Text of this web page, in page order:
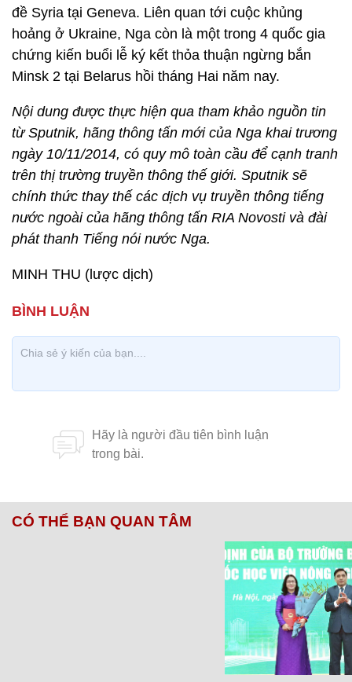
đề Syria tại Geneva. Liên quan tới cuộc khủng
hoảng ở Ukraine, Nga còn là một trong 4 quốc gia
chứng kiến buổi lễ ký kết thỏa thuận ngừng bắn
Minsk 2 tại Belarus hồi tháng Hai năm nay.
Nội dung được thực hiện qua tham khảo nguồn tin
từ Sputnik, hãng thông tấn mới của Nga khai trương
ngày 10/11/2014, có quy mô toàn cầu để cạnh tranh
trên thị trường truyền thông thế giới. Sputnik sẽ
chính thức thay thế các dịch vụ truyền thông tiếng
nước ngoài của hãng thông tấn RIA Novosti và đài
phát thanh Tiếng nói nước Nga.
MINH THU (lược dịch)
CÓ THỂ BẠN QUAN TÂM